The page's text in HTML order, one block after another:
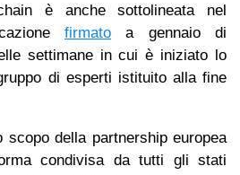
è anche sottolineata nel
firmato a gennaio di
settimane in cui è iniziato lo
di esperti istituito alla fine
scopo della partnership europea
condivisa da tutti gli stati